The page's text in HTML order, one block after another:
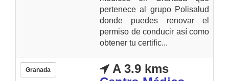
pertenece al grupo Polisalud
donde puedes renovar el
permiso de conducir así como
obtener tu certific...
Granada
A 3.9 kms